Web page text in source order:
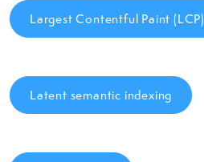
Largest Contentful Paint (LCP)
Latent semantic indexing